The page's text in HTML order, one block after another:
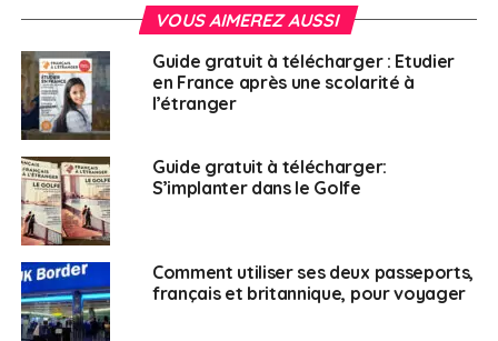
bourse de 15 000 € destinée au développement de son
service numérique, et notamment en mobilité, à travers
l’Afrique francophone.
Le lauréat était l’invité d’Anne-Cécile Bras, dans
l’émission spéciale de « C’est pas du vent » enregistrée
en public le mardi 13 novembre à l’Institut français de
Cotonou autour de la thématique « Le numérique, un
accélérateur du développement durable en Afrique ? ».
Diffusion sur RFI le jeudi 15 novembre à 14h10 (heure
de Cotonou)
VOUS AIMEREZ AUSSI
Guide gratuit à télécharger : Etudier
en France après une scolarité à
l’étranger
Guide gratuit à télécharger:
S’implanter dans le Golfe
Comment utiliser ses deux passeports,
français et britannique, pour voyager